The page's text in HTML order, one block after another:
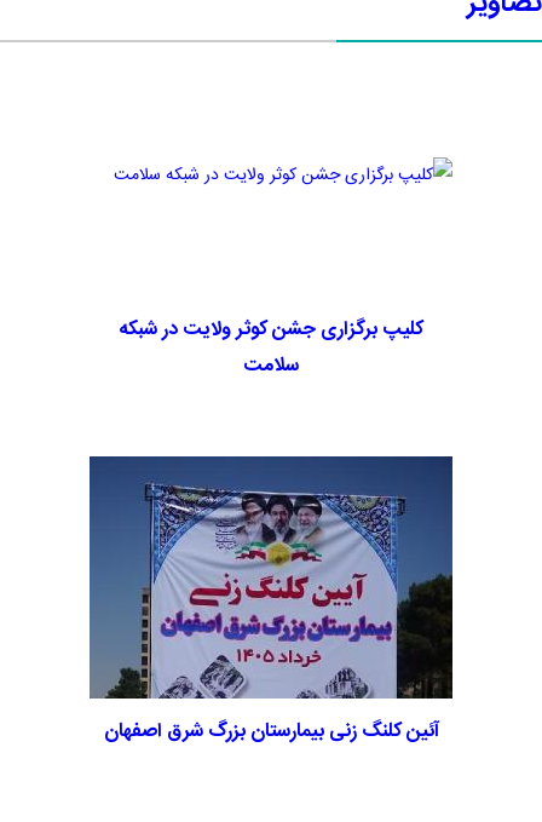
کلیپ برگزاری جشن کوثر ولایت در شبکه
سلامت
آئین کلنگ زنی بیمارستان بزرگ شرق اصفهان